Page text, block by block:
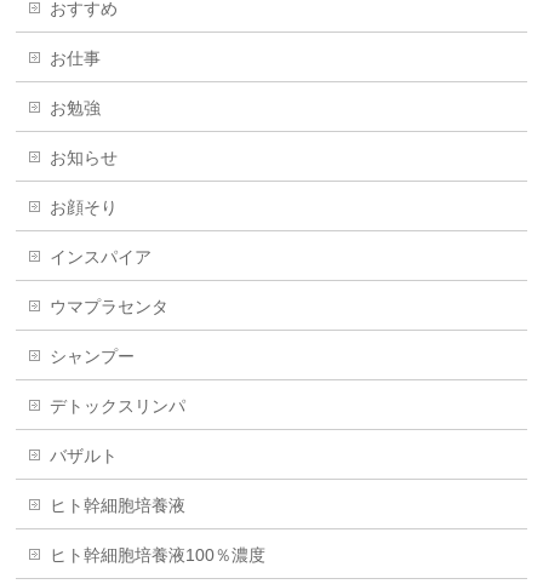
おすすめ
お仕事
お勉強
お知らせ
お顔そり
インスパイア
ウマプラセンタ
シャンプー
デトックスリンパ
バザルト
ヒト幹細胞培養液
ヒト幹細胞培養液100％濃度